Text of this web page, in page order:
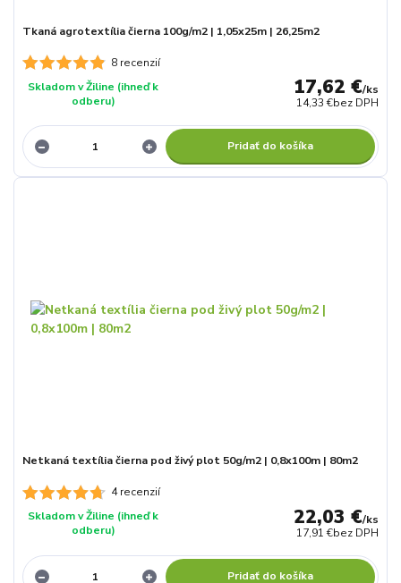
8 recenzií
Tkaná agrotextília čierna 100g/m2 | 1,05x25m | 26,25m2
17,62 €/ks
14,33 €bez DPH
Skladom v Žiline (ihneď k
odberu)
Pridať do košíka
4 recenzií
Netkaná textília čierna pod živý plot 50g/m2 | 0,8x100m | 80m2
22,03 €/ks
17,91 €bez DPH
Skladom v Žiline (ihneď k
odberu)
Pridať do košíka